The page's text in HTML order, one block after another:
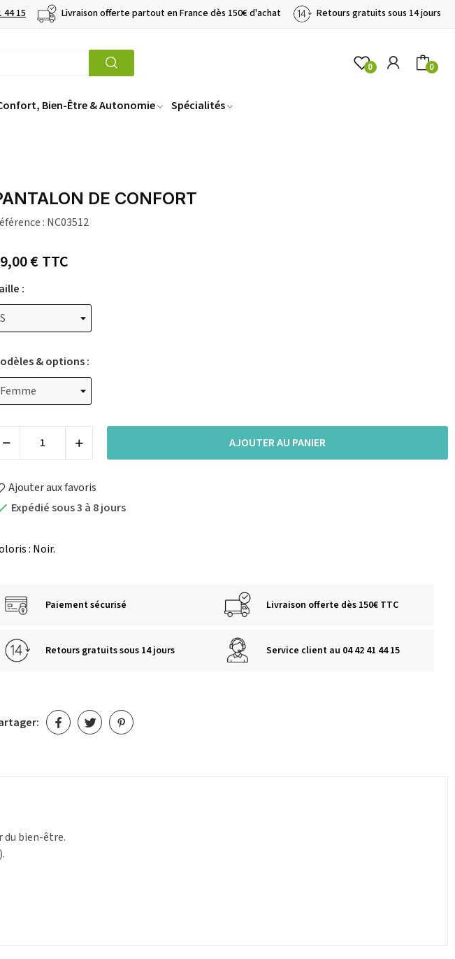
44 15 Livraison offerte partout en France dès 150€ d'achat Retours gratuits sous 14 jours
0 0
Bien-Être & Autonomie Spécialités
DE CONFORT
: NC03512
€TTC
:
& options :
AJOUTER AU PANIER
Ajouter aux favoris
Expédié sous 3 à 8 jours
: Noir.
Paiement sécurisé Livraison offerte dès 150€ TTC
Retours gratuits sous 14 jours Service client au 04 42 41 44 15
bien-être.